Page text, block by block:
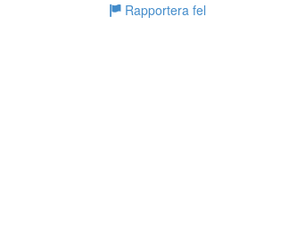
Rapportera fel